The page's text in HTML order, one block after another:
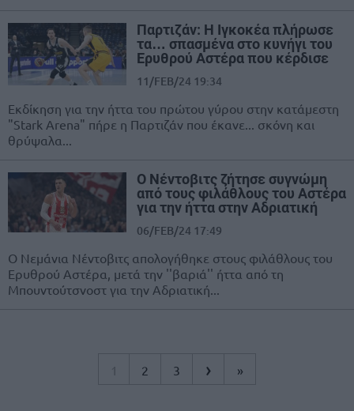
Παρτιζάν: Η Ιγκοκέα πλήρωσε
τα… σπασμένα στο κυνήγι του
Ερυθρού Αστέρα που κέρδισε
11/FEB/24 19:34
Εκδίκηση για την ήττα του πρώτου γύρου στην κατάμεστη
"Stark Arena" πήρε η Παρτιζάν που έκανε... σκόνη και
θρύψαλα...
Ο Νέντοβιτς ζήτησε συγνώμη
από τους φιλάθλους του Αστέρα
για την ήττα στην Αδριατική
06/FEB/24 17:49
Ο Νεμάνια Νέντοβιτς απολογήθηκε στους φιλάθλους του
Ερυθρού Αστέρα, μετά την ''βαριά'' ήττα από τη
Μπουντούτσνοστ για την Αδριατική...
1 2 3 › »